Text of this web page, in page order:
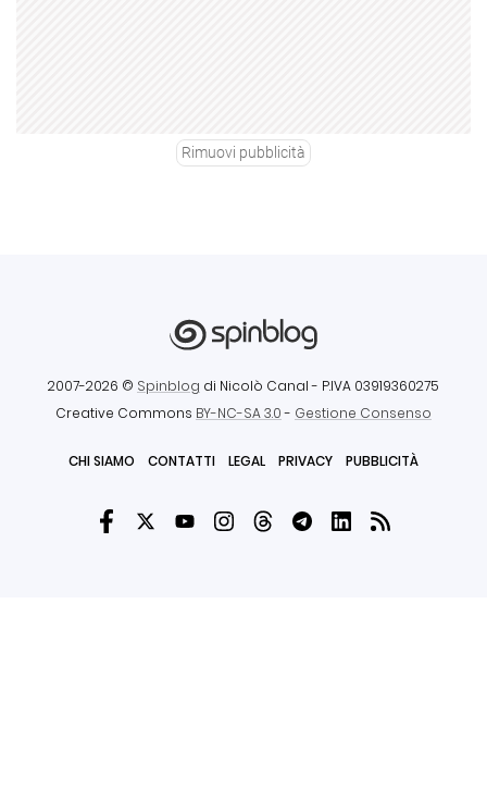
Rimuovi pubblicità
2007-2026 © Spinblog di Nicolò Canal - P.IVA 03919360275
Creative Commons BY-NC-SA 3.0- Gestione Consenso
CHI SIAMO CONTATTI LEGAL PRIVACY PUBBLICITÀ